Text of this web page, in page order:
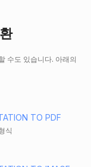
수도 있습니다. 아래의
TO PDF
식